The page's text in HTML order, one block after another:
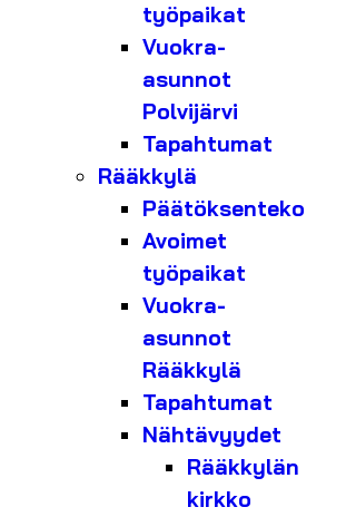
työpaikat
Vuokra-
asunnot
Polvijärvi
Tapahtumat
Rääkkylä
Päätöksenteko
Avoimet
työpaikat
Vuokra-
asunnot
Rääkkylä
Tapahtumat
Nähtävyydet
Rääkkylän
kirkko